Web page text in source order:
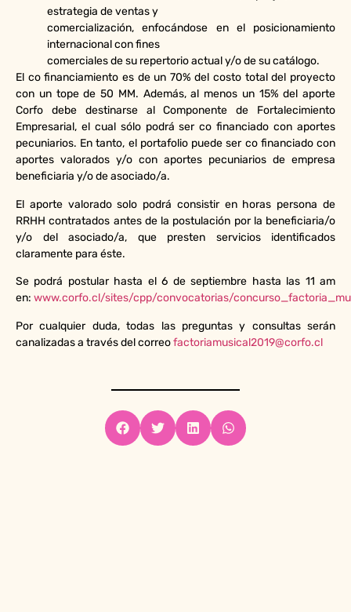
estrategia de ventas y
comercialización, enfocándose en el posicionamiento
internacional con fines
comerciales de su repertorio actual y/o de su catálogo.
El co financiamiento es de un 70% del costo total del proyecto
con un tope de 50 MM. Además, al menos un 15% del aporte
Corfo debe destinarse al Componente de Fortalecimiento
Empresarial, el cual sólo podrá ser co financiado con aportes
pecuniarios. En tanto, el portafolio puede ser co financiado con
aportes valorados y/o con aportes pecuniarios de empresa
beneficiaria y/o de asociado/a.
El aporte valorado solo podrá consistir en horas persona de
RRHH contratados antes de la postulación por la beneficiaria/o
y/o del asociado/a, que presten servicios identificados
claramente para éste.
Se podrá postular hasta el 6 de septiembre hasta las 11 am
en: www.corfo.cl/sites/cpp/convocatorias/
Por cualquier duda, todas las preguntas y consultas serán
canalizadas a través del correofactoriamusical2019@corfo.cl